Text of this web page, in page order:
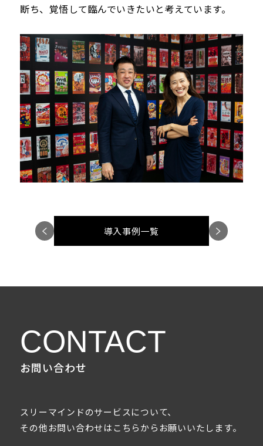
断ち、覚悟して臨んでいきたいと考えています。
＜ 導入事例一覧 ＞
CONTACT
お問い合わせ
スリーマインドのサービスについて、
その他お問い合わせはこちらからお願いいたします。